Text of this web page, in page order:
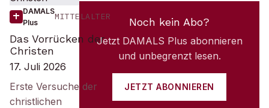
DAMALS
Plus
MITTELALTER
Das Vorrücken der
Christen
17. Juli 2026
Erste Versuche der
christlichen
Noch kein Abo?
Jetzt DAMALS Plus abonnieren
und unbegrenzt lesen.
JETZT ABONNIEREN